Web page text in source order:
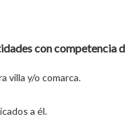
con competencia
villa y/o comarca.
a él.